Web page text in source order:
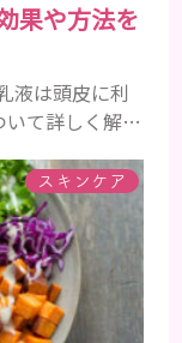
果や方法を
液は頭皮に利
て詳しく解説
ランスよく配
はその成分
が含まれて
の違いが曖
ションにも油
スキンケア